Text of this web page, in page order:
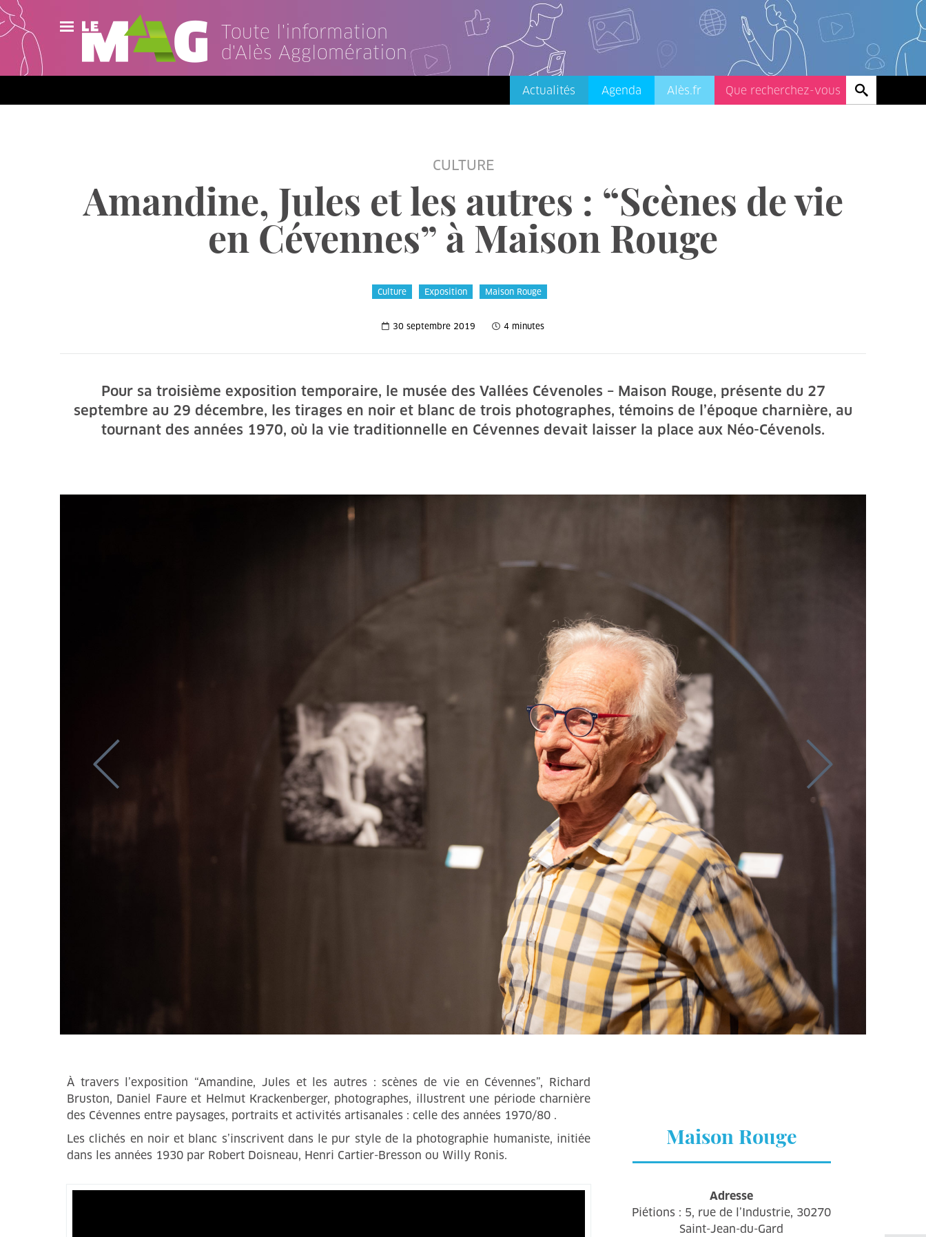
Toute l'information
d'Alès Agglomération
Actualités
Agenda
Contact
Actualités Agenda Alès.fr
CULTURE
Amandine, Jules et les autres : “Scènes de vie
en Cévennes” à Maison Rouge
Culture Exposition Maison Rouge
30 septembre 2019 4 minutes
Pour sa troisième exposition temporaire, le musée des Vallées Cévenoles – Maison Rouge, présente du 27
septembre au 29 décembre, les tirages en noir et blanc de trois photographes, témoins de l’époque charnière, au
tournant des années 1970, où la vie traditionnelle en Cévennes devait laisser la place aux Néo-Cévenols.
À travers l’exposition “Amandine, Jules et les autres : scènes de vie en Cévennes”, Richard
Bruston, Daniel Faure et Helmut Krackenberger, photographes, illustrent une période charnière
des Cévennes entre paysages, portraits et activités artisanales : celle des années 1970/80 .
Les clichés en noir et blanc s’inscrivent dans le pur style de la photographie humaniste, initiée
dans les années 1930 par Robert Doisneau, Henri Cartier-Bresson ou Willy Ronis.
Maison Rouge
Adresse
Piétions : 5, rue de l’Industrie, 30270
Saint-Jean-du-Gard